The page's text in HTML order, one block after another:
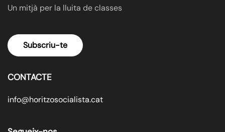
Un mitjà per la lluita de classes
Subscriu-te
CONTACTE
info@horitzosocialista.cat